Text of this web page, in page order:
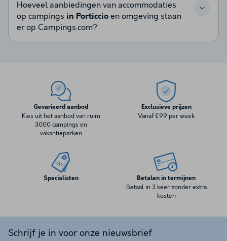
Hoeveel aanbiedingen van accommodaties
op campings in Porticcio en omgeving staan
er op Campings.com?
Gevarieerd aanbod
Kies uit het aanbod van ruim
3000 campings en
vakantieparken
Exclusieve prijzen
Vanaf €99 per week
Specialisten Betalen in termijnen
Betaal in 3 keer zonder extra
kosten
Schrijf je in voor onze nieuwsbrief